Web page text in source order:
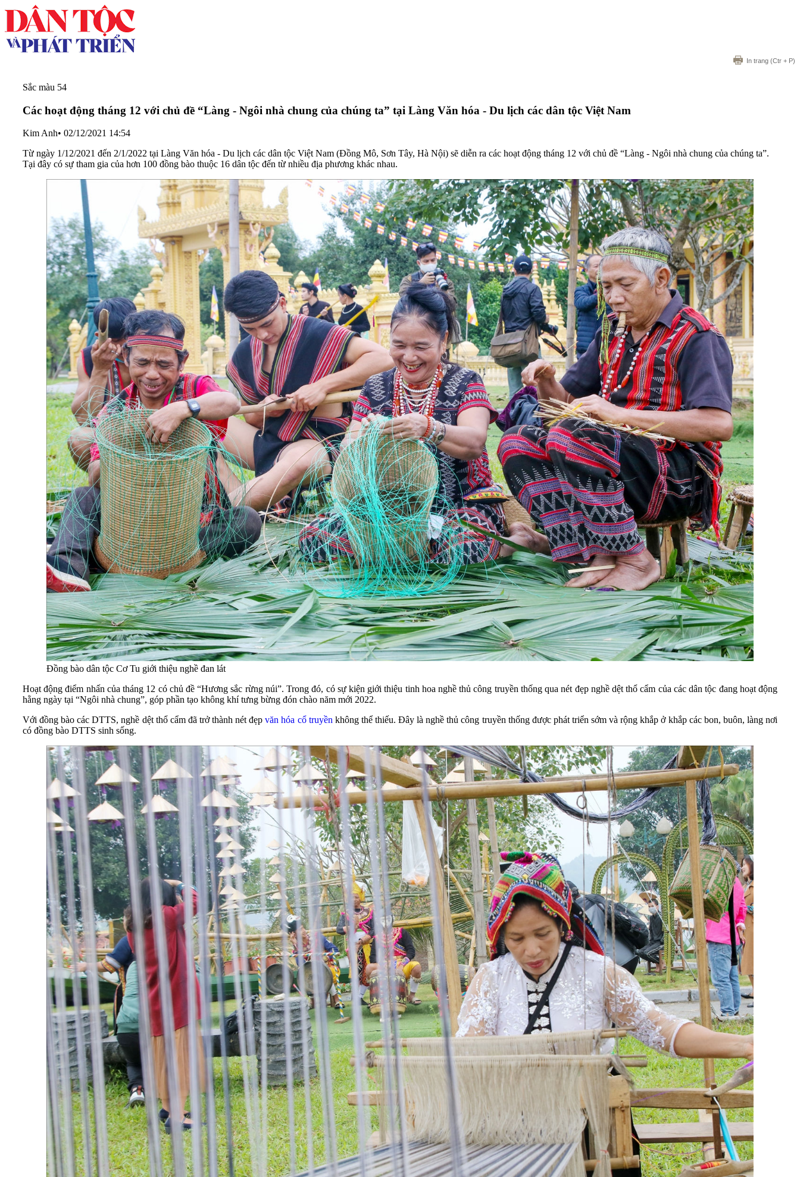
In trang (Ctr + P)
Sắc màu 54
Các hoạt động tháng 12 với chủ đề “Làng - Ngôi nhà chung của chúng ta” tại Làng Văn hóa - Du lịch các dân tộc Việt Nam
Kim Anh• 02/12/2021 14:54
Từ ngày 1/12/2021 đến 2/1/2022 tại Làng Văn hóa - Du lịch các dân tộc Việt Nam (Đồng Mô, Sơn Tây, Hà Nội) sẽ diễn ra các hoạt động tháng 12 với chủ đề “Làng - Ngôi nhà chung của chúng ta”.
Tại đây có sự tham gia của hơn 100 đồng bào thuộc 16 dân tộc đến từ nhiều địa phương khác nhau.
Đồng bào dân tộc Cơ Tu giới thiệu nghề đan lát
Hoạt động điểm nhấn của tháng 12 có chủ đề “Hương sắc rừng núi”. Trong đó, có sự kiện giới thiệu tinh hoa nghề thủ công truyền thống qua nét đẹp nghề dệt thổ cẩm của các dân tộc đang hoạt động
hằng ngày tại “Ngôi nhà chung”, góp phần tạo không khí tưng bừng đón chào năm mới 2022.
Với đồng bào các DTTS, nghề dệt thổ cẩm đã trở thành nét đẹpvăn hóa cổ truyền không thể thiếu. Ðây là nghề thủ công truyền thống được phát triển sớm và rộng khắp ở khắp các bon, buôn, làng nơi
có đồng bào DTTS sinh sống.